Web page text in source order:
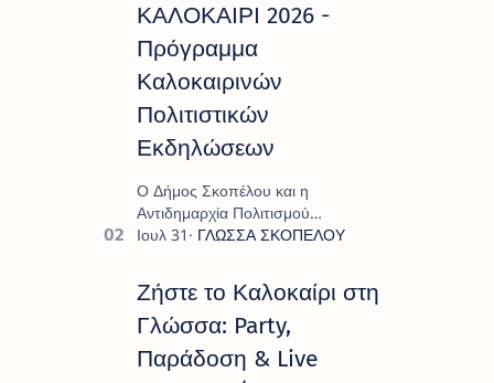
ΚΑΛΟΚΑΙΡΙ 2026 -
Πρόγραμμα
Καλοκαιρινών
Πολιτιστικών
Εκδηλώσεων
Ο Δήμος Σκοπέλου και η
Αντιδημαρχία Πολιτισμού
παρουσιάζουν το πρόγραμμα «
πλούσιο και πολυσυλλεκτικό
πρόγραμμα εκδ…
Ζήστε το Καλοκαίρι στη
Γλώσσα: Party,
Παράδοση & Live